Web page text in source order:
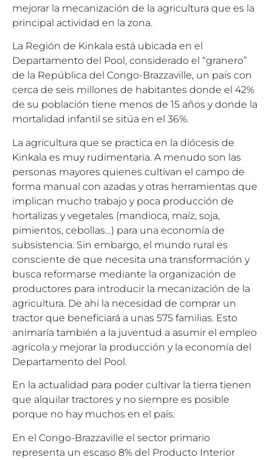
mejorar la mecanización de la agricultura que es la
principal actividad en la zona.
La Región de Kinkala está ubicada en el
Departamento del Pool, considerado el “granero”
de la República del Congo-Brazzaville, un país con
cerca de seis millones de habitantes donde el 42%
de su población tiene menos de 15 años y donde la
mortalidad infantil se sitúa en el 36%.
La agricultura que se practica en la diócesis de
Kinkala es muy rudimentaria. A menudo son las
personas mayores quienes cultivan el campo de
forma manual con azadas y otras herramientas que
implican mucho trabajo y poca producción de
hortalizas y vegetales (mandioca, maíz, soja,
pimientos, cebollas…) para una economía de
subsistencia. Sin embargo, el mundo rural es
consciente de que necesita una transformación y
busca reformarse mediante la organización de
productores para introducir la mecanización de la
agricultura. De ahí la necesidad de comprar un
tractor que beneficiará a unas 575 familias. Esto
animaría también a la juventud a asumir el empleo
agrícola y mejorar la producción y la economía del
Departamento del Pool.
En la actualidad para poder cultivar la tierra tienen
que alquilar tractores y no siempre es posible
porque no hay muchos en el país.
En el Congo-Brazzaville el sector primario
representa un escaso 8% del Producto Interior